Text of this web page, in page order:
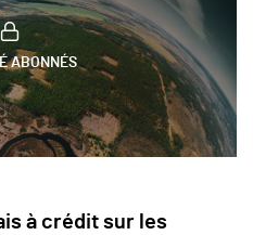
ABONNÉS
à crédit sur les